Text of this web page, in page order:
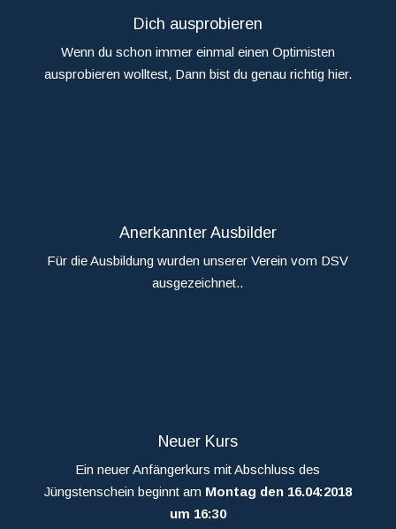
Dich ausprobieren
Wenn du schon immer einmal einen Optimisten
ausprobieren wolltest, Dann bist du genau richtig hier.
Anerkannter Ausbilder
Für die Ausbildung wurden unserer Verein vom DSV
ausgezeichnet..
Neuer Kurs
Ein neuer Anfängerkurs mit Abschluss des
Jüngstenschein beginnt am Montag den 16.04:2018
um 16:30